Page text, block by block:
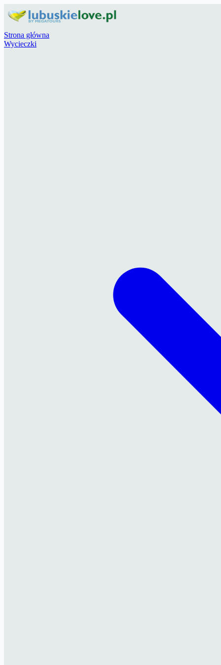
Strona główna
Wycieczki